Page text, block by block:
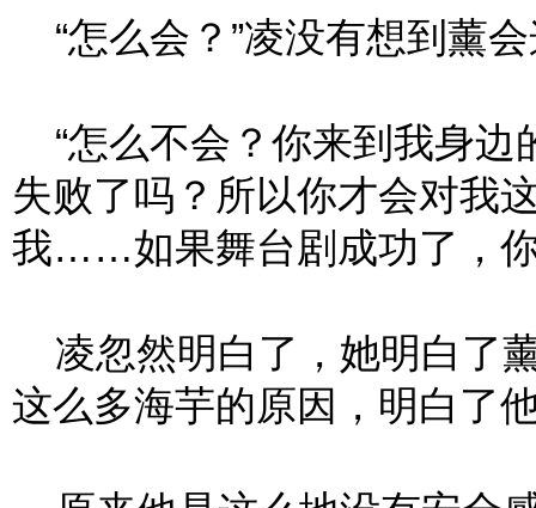
“怎么会？”凌没有想到薰
“怎么不会？你来到我身
失败了吗？所以你才会对
我……如果舞台剧成功了，
凌忽然明白了，她明白了
这么多海芋的原因，明白了